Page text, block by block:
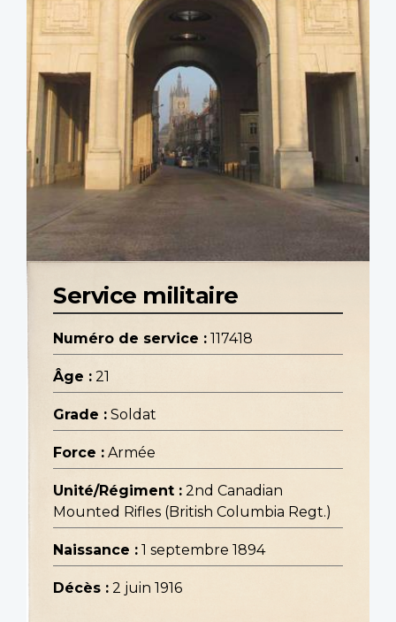
Service militaire
Numéro de service : 117418
Âge : 21
Grade : Soldat
Force : Armée
Unité/Régiment : 2nd Canadian
Mounted Rifles (British Columbia Regt.)
Naissance : 1 septembre 1894
Décès : 2 juin 1916